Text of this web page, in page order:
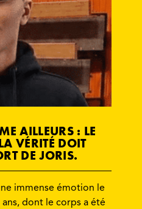
AILLEURS : LE
VÉRITÉ DOIT
DE JORIS.
immense émotion le
dont le corps a été